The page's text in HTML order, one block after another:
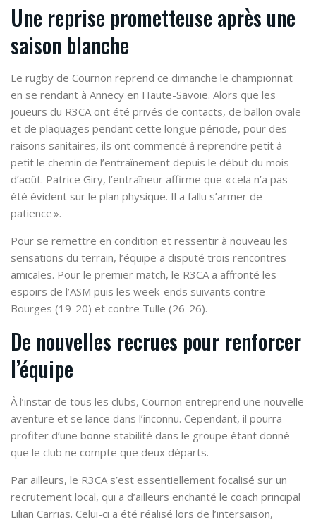
Une reprise prometteuse après une
saison blanche
Le rugby de Cournon reprend ce dimanche le championnat
en se rendant à Annecy en Haute-Savoie. Alors que les
joueurs du R3CA ont été privés de contacts, de ballon ovale
et de plaquages pendant cette longue période, pour des
raisons sanitaires, ils ont commencé à reprendre petit à
petit le chemin de l’entraînement depuis le début du mois
d’août. Patrice Giry, l’entraîneur affirme que « cela n’a pas
été évident sur le plan physique. Il a fallu s’armer de
patience ».
Pour se remettre en condition et ressentir à nouveau les
sensations du terrain, l’équipe a disputé trois rencontres
amicales. Pour le premier match, le R3CA a affronté les
espoirs de l’ASM puis les week-ends suivants contre
Bourges (19-20) et contre Tulle (26-26).
De nouvelles recrues pour renforcer
l’équipe
À l’instar de tous les clubs, Cournon entreprend une nouvelle
aventure et se lance dans l’inconnu. Cependant, il pourra
profiter d’une bonne stabilité dans le groupe étant donné
que le club ne compte que deux départs.
Par ailleurs, le R3CA s’est essentiellement focalisé sur un
recrutement local, qui a d’ailleurs enchanté le coach principal
Lilian Carrias. Celui-ci a été réalisé lors de l’intersaison,